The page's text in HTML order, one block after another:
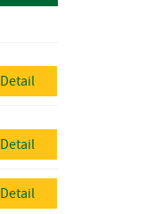
Detail
Detail
Detail